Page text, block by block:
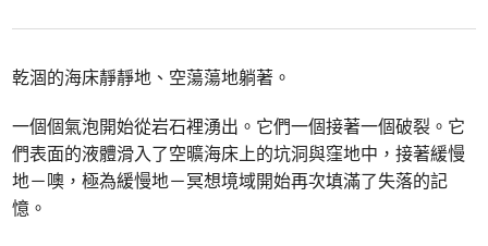
乾涸的海床靜靜地、空蕩蕩地躺著。
一個個氣泡開始從岩石裡湧出。它們一個接著一個破裂。它
們表面的液體滑入了空曠海床上的坑洞與窪地中，接著緩慢
地－噢，極為緩慢地－冥想境域開始再次填滿了失落的記
憶。